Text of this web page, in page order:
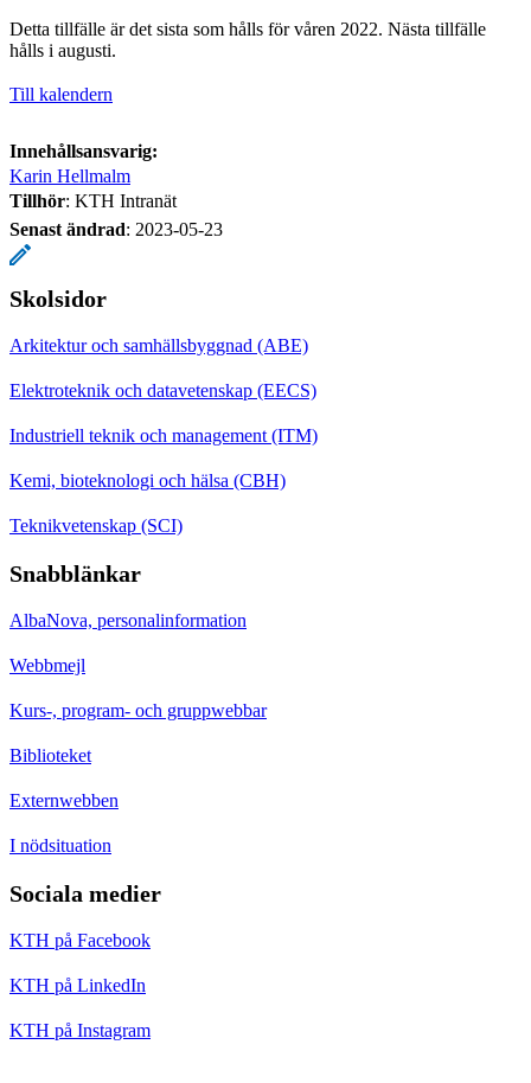
Detta tillfälle är det sista som hålls för våren 2022. Nästa tillfälle
hålls i augusti.
Till kalendern
Innehållsansvarig:
Karin Hellmalm
Tillhör: KTH Intranät
Senast ändrad: 2023-05-23
Skolsidor
Arkitektur och samhällsbyggnad (ABE)
Elektroteknik och datavetenskap (EECS)
Industriell teknik och management (ITM)
Kemi, bioteknologi och hälsa (CBH)
Teknikvetenskap (SCI)
Snabblänkar
AlbaNova, personalinformation
Webbmejl
Kurs-, program- och gruppwebbar
Biblioteket
Externwebben
I nödsituation
Sociala medier
KTH på Facebook
KTH på LinkedIn
KTH på Instagram